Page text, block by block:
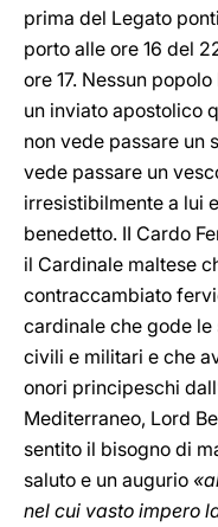
prima del Legato
porto alle ore 16 del
ore 17. Nessun
un inviato apostolico
non vede passare un
vede passare un
irresistibilmente a lui
benedetto. II Cardo
il Cardinale maltese
contraccambiato
cardinale che gode
civili e militari e che
onori principeschi
Mediterraneo, Lord
sentito il bisogno di
saluto e un augurio
nel cui vasto impero